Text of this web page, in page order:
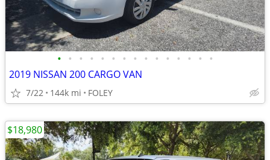
• • • • • • • • • • • • • • •
2019 NISSAN 200 CARGO VAN
7/22 144k mi FOLEY
$18,980